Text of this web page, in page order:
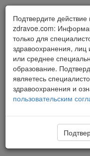
Подтвердите
zdravoe.com:
только для
здравоохранения,
или среднее
образование.
являетесь
здравоохранения и
пользовательским